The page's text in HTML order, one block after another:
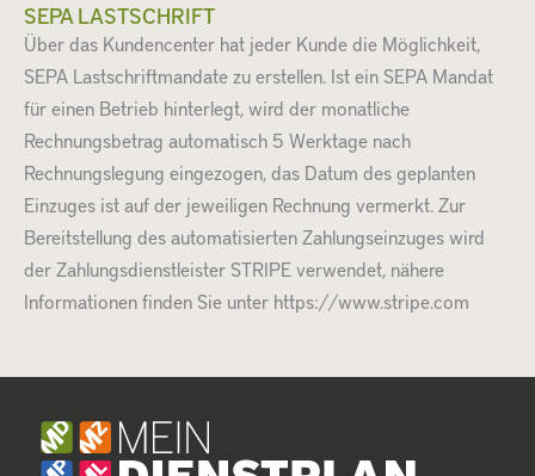
SEPA LASTSCHRIFT
Über das Kundencenter hat jeder Kunde die Möglichkeit,
SEPA Lastschriftmandate zu erstellen. Ist ein SEPA Mandat
für einen Betrieb hinterlegt, wird der monatliche
Rechnungsbetrag automatisch 5 Werktage nach
Rechnungslegung eingezogen, das Datum des geplanten
Einzuges ist auf der jeweiligen Rechnung vermerkt. Zur
Bereitstellung des automatisierten Zahlungseinzuges wird
der Zahlungsdienstleister STRIPE verwendet, nähere
Informationen finden Sie unter https://www.stripe.com